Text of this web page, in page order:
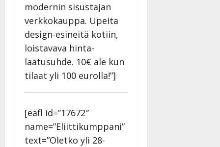
modernin sisustajan
verkkokauppa. Upeita
design-esineitä kotiin,
loistavava hinta-
laatusuhde. 10€ ale kun
tilaat yli 100 eurolla!”]
[eafl id=”17672″
name=”Eliittikumppani”
text=”Oletko yli 28-